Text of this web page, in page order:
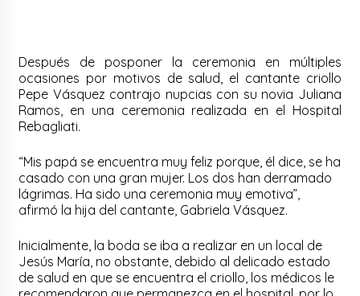
Después de posponer la ceremonia en múltiples
ocasiones por motivos de salud, el cantante criollo
Pepe Vásquez contrajo nupcias con su novia Juliana
Ramos, en una ceremonia realizada en el Hospital
Rebagliati.
“Mis papá se encuentra muy feliz porque, él dice, se ha
casado con una gran mujer. Los dos han derramado
lágrimas. Ha sido una ceremonia muy emotiva”,
afirmó la hija del cantante, Gabriela Vásquez.
Inicialmente, la boda se iba a realizar en un local de
Jesús María, no obstante, debido al delicado estado
de salud en que se encuentra el criollo, los médicos le